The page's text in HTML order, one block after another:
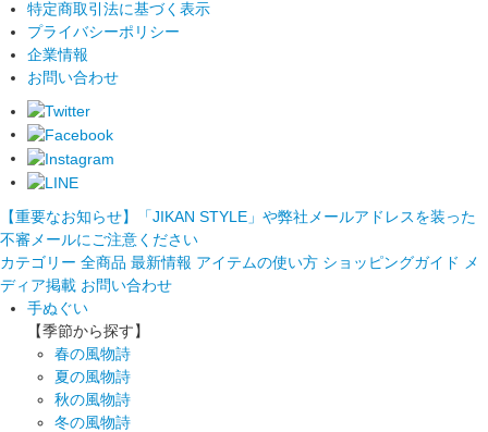
特定商取引法に基づく表示
プライバシーポリシー
企業情報
お問い合わせ
【重要なお知らせ】「JIKAN STYLE」や弊社メールアドレスを装った
不審メールにご注意ください
カテゴリー 全商品 最新情報 アイテムの使い方 ショッピングガイド
メ
ディア掲載 お問い合わせ
手ぬぐい
【季節から探す】
春の風物詩
夏の風物詩
秋の風物詩
冬の風物詩